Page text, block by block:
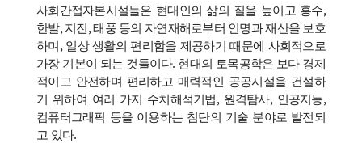
사회간접자본시설들은 현대인의 삶의 질을 높이고 홍수,
한발, 지진, 태풍 등의 자연재해로부터 인명과 재산을 보호
하며, 일상 생활의 편리함을 제공하기 때문에 사회적으로
가장 기본이 되는 것들이다. 현대의 토목공학은 보다 경제
적이고 안전하며 편리하고 매력적인 공공시설을 건설하
기 위하여 여러 가지 수치해석기법, 원격탐사, 인공지능,
컴퓨터그래픽 등을 이용하는 첨단의 기술 분야로 발전되
고 있다.